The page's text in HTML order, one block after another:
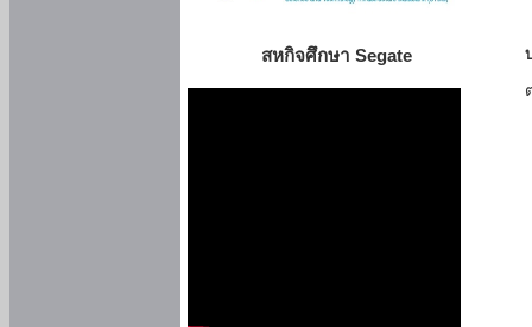
สหกิจศึกษา Segate